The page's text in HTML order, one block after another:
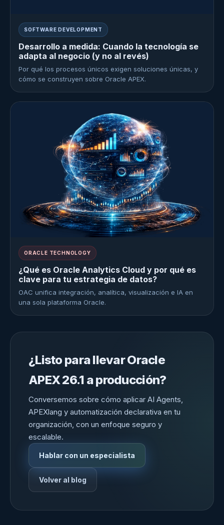
SOFTWARE DEVELOPMENT
Desarrollo a medida: Cuando la tecnología se
adapta al negocio (y no al revés)
Por qué los procesos únicos exigen soluciones únicas, y
cómo se construyen sobre Oracle APEX.
ORACLE TECHNOLOGY
¿Qué es Oracle Analytics Cloud y por qué es
clave para tu estrategia de datos?
OAC unifica integración, analítica, visualización e IA en
una sola plataforma Oracle.
¿Listo para llevar Oracle
APEX 26.1 a producción?
Conversemos sobre cómo aplicar AI Agents,
APEXlang y automatización declarativa en tu
organización, con un enfoque seguro y
escalable.
Hablar con un especialista
Volver al blog